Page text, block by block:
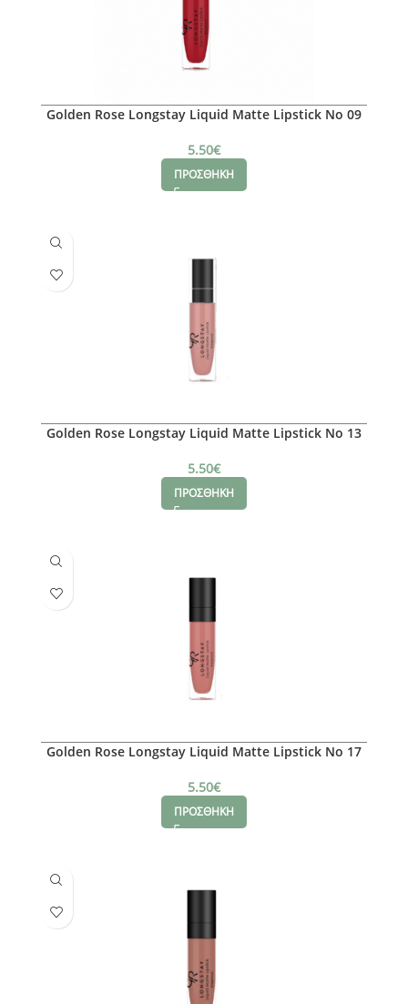
Golden Rose Longstay Liquid Matte Lipstick No 09
5.50€
ΠΡΟΣΘΗΚΗ
Golden Rose Longstay Liquid Matte Lipstick No 13
5.50€
ΠΡΟΣΘΗΚΗ
Golden Rose Longstay Liquid Matte Lipstick No 17
5.50€
ΠΡΟΣΘΗΚΗ